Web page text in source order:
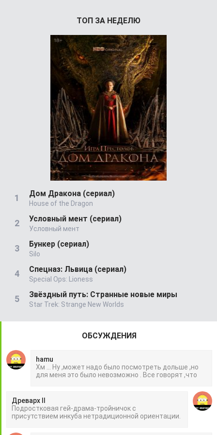
ТОП ЗА НЕДЕЛЮ
Дом Дракона (сериал)
House of the Dragon
Условный мент (сериал)
Условный мент
Бункер (сериал)
Silo
Спецназ: Львица (сериал)
Special Ops: Lioness
Звёздный путь: Странные новые миры
Star Trek: Strange New Worlds
ОБСУЖДЕНИЯ
hamu
Хм ... Ну ,может надо было посмотреть дольше ,но
для меня это было невозможно . Все говорят ,что
Древарх II
Подростковая гей-драма-тройничок с
присутствием инкуба нетрадиционной ориентации.